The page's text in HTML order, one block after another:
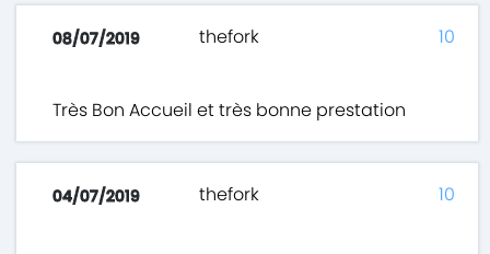
08/07/2019 thefork
Très Bon Accueil et très bonne prestation
10
04/07/2019 thefork 10